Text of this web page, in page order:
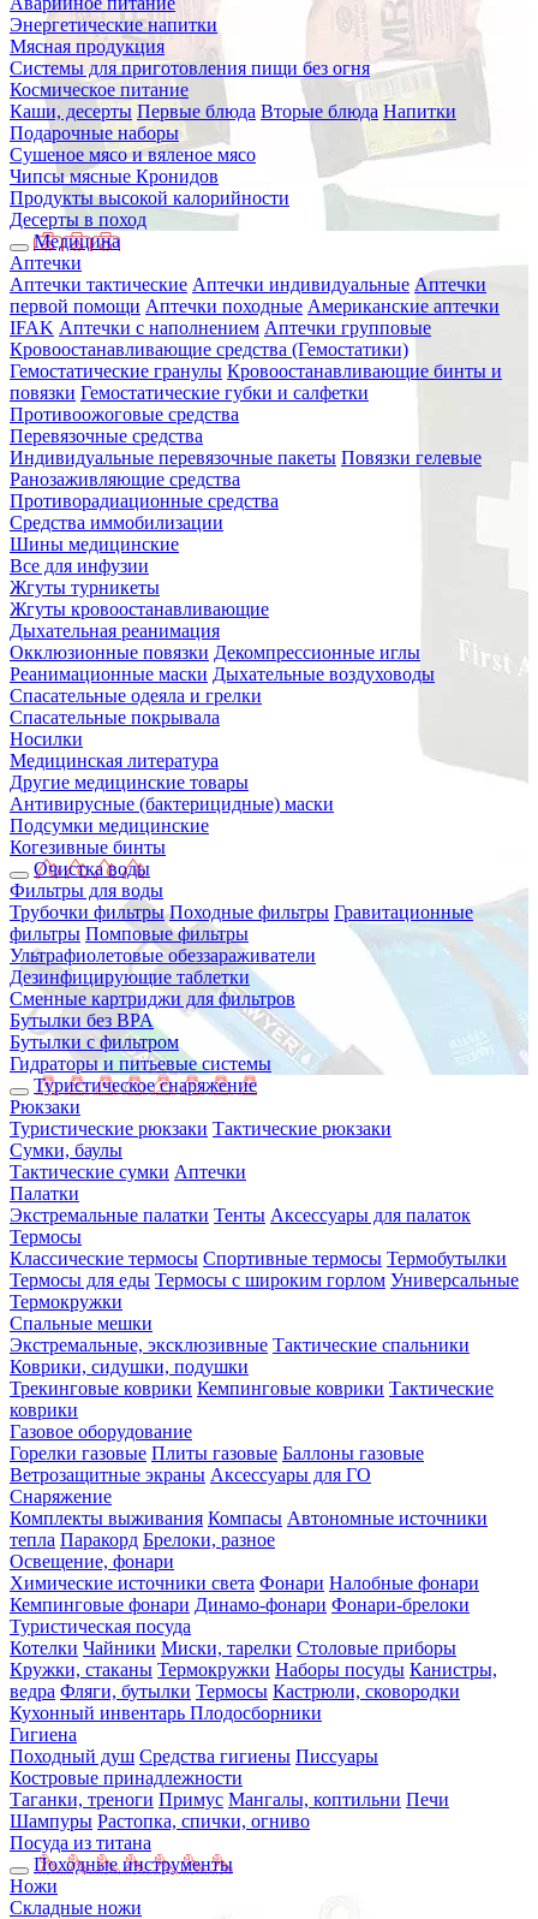
Энергетические напитки
Мясная продукция
Системы для приготовления пищи без огня
Космическое питание
Каши, десерты Первые блюда Вторые блюда Напитки
Подарочные наборы
Сушеное мясо и вяленое мясо
Чипсы мясные Кронидов
Продукты высокой калорийности
Десерты в поход
Медицина
Аптечки
Аптечки тактические Аптечки индивидуальные Аптечки
первой помощи Аптечки походные Американские аптечки
IFAK Аптечки с наполнением Аптечки групповые
Кровоостанавливающие средства (Гемостатики)
Гемостатические гранулы Кровоостанавливающие бинты и
повязки Гемостатические губки и салфетки
Противоожоговые средства
Перевязочные средства
Индивидуальные перевязочные пакеты Повязки гелевые
Ранозаживляющие средства
Противорадиационные средства
Средства иммобилизации
Шины медицинские
Все для инфузии
Жгуты турникеты
Жгуты кровоостанавливающие
Дыхательная реанимация
Окклюзионные повязки Декомпрессионные иглы
Реанимационные маски Дыхательные воздуховоды
Спасательные одеяла и грелки
Спасательные покрывала
Носилки
Медицинская литература
Другие медицинские товары
Антивирусные (бактерицидные) маски
Подсумки медицинские
Когезивные бинты
Очистка воды
Фильтры для воды
Трубочки фильтры Походные фильтры Гравитационные
фильтры Помповые фильтры
Ультрафиолетовые обеззараживатели
Дезинфицирующие таблетки
Сменные картриджи для фильтров
Бутылки без BPA
Бутылки с фильтром
Гидраторы и питьевые системы
Туристическое снаряжение
Рюкзаки
Туристические рюкзаки Тактические рюкзаки
Сумки, баулы
Тактические сумки Аптечки
Палатки
Экстремальные палатки Тенты Аксессуары для палаток
Термосы
Классические термосы Спортивные термосы Термобутылки
Термосы для еды Термосы с широким горлом Универсальные
Термокружки
Спальные мешки
Экстремальные, эксклюзивные Тактические спальники
Коврики, сидушки, подушки
Трекинговые коврики Кемпинговые коврики Тактические
коврики
Газовое оборудование
Горелки газовые Плиты газовые Баллоны газовые
Ветрозащитные экраны Аксессуары для ГО
Снаряжение
Комплекты выживания Компасы Автономные источники
тепла Паракорд Брелоки, разное
Освещение, фонари
Химические источники света Фонари Налобные фонари
Кемпинговые фонари Динамо-фонари Фонари-брелоки
Туристическая посуда
Котелки Чайники Миски, тарелки Столовые приборы
Кружки, стаканы Термокружки Наборы посуды Канистры,
ведра Фляги, бутылки Термосы Кастрюли, сковородки
Кухонный инвентарь Плодосборники
Гигиена
Походный душ Средства гигиены Писсуары
Костровые принадлежности
Таганки, треноги Примус Мангалы, коптильни Печи
Шампуры Растопка, спички, огниво
Посуда из титана
Походные инструменты
Ножи
Складные ножи